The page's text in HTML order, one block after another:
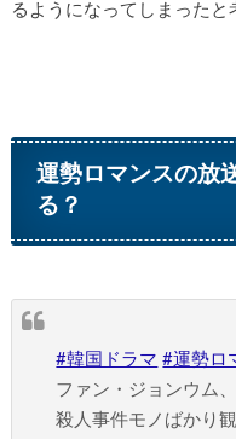
るようになってしまったと
運勢ロマンスの放
る？
#韓国ドラマ #運勢ロ
ファン・ジョンウム
殺人事件モノばかり